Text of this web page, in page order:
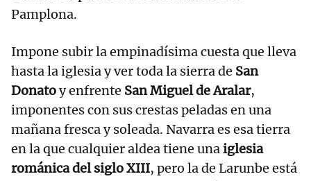
Pamplona.
Impone subir la empinadísima cuesta que lleva
hasta la iglesia y ver toda la sierra de San
Donatoy enfrente San Miguel de Aralar,
imponentes con sus crestas peladas en una
mañana fresca y soleada. Navarra es esa tierra
en la que cualquier aldea tiene unaiglesia
románica del siglo XIII, pero la de Larunbe está